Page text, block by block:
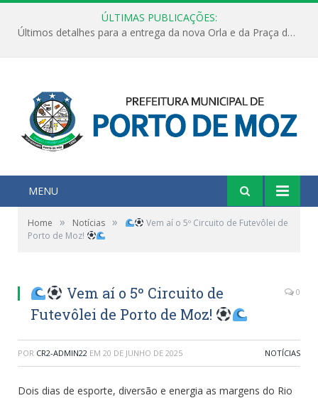
ÚLTIMAS PUBLICAÇÕES:
Últimos detalhes para a entrega da nova Orla e da Praça do Praião
MENU
Home » Notícias »
Vem aí o 5º Circuito de Futevôlei de
Porto de Moz!
Vem aí o 5º Circuito de
Futevôlei de Porto de Moz!
0
POR CR2-ADMIN22 EM 20 DE JUNHO DE 2025 NOTÍCIAS
Dois dias de esporte, diversão e energia as margens do Rio